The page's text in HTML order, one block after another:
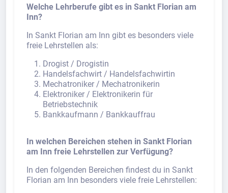
Welche Lehrberufe gibt es in Sankt Florian am
Inn?
In Sankt Florian am Inn gibt es besonders viele
freie Lehrstellen als:
Drogist / Drogistin
Handelsfachwirt / Handelsfachwirtin
Mechatroniker / Mechatronikerin
Elektroniker / Elektronikerin für
Betriebstechnik
Bankkaufmann / Bankkauffrau
In welchen Bereichen stehen in Sankt Florian
am Inn freie Lehrstellen zur Verfügung?
In den folgenden Bereichen findest du in Sankt
Florian am Inn besonders viele freie Lehrstellen: